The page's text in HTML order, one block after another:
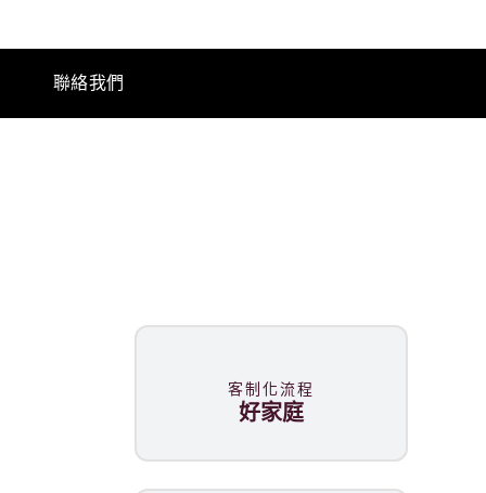
聯絡我們
客制化流程
好家庭